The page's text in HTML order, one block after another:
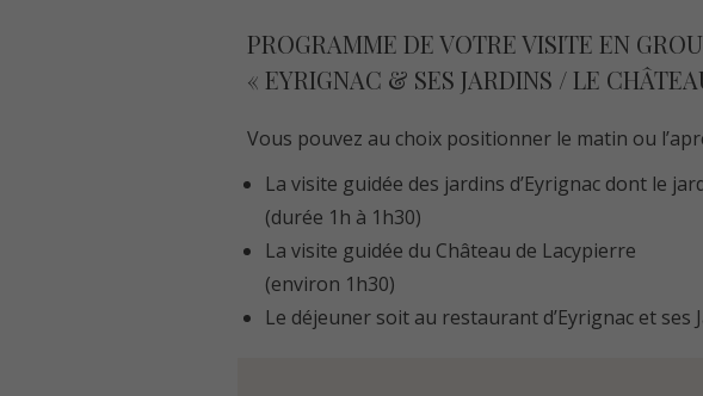
PROGRAMME DE VOTRE VISITE EN
« EYRIGNAC & SES JARDINS / LE
Vous pouvez au choix positionner le matin ou
La visite guidée des jardins d’Eyrignac dont le
(durée 1h à 1h30)
La visite guidée du Château de Lacypierre
(environ 1h30)
Le déjeuner soit au restaurant d’Eyrignac et